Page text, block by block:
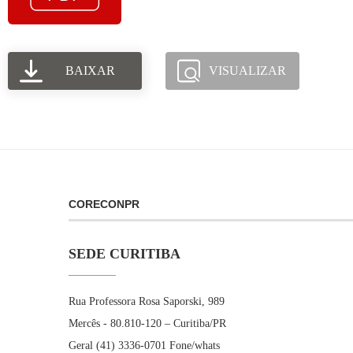
BAIXAR VISUALIZAR
CORECONPR
SEDE CURITIBA
Rua Professora Rosa Saporski, 989
Mercês - 80.810-120 – Curitiba/PR
Geral (41) 3336-0701 Fone/whats